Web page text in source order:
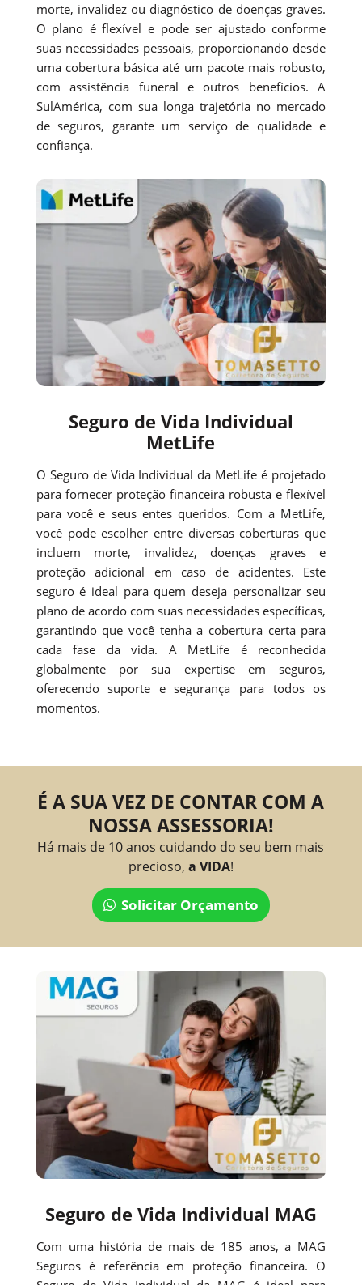
morte, invalidez ou diagnóstico de doenças graves.
O plano é flexível e pode ser ajustado conforme
suas necessidades pessoais, proporcionando desde
uma cobertura básica até um pacote mais robusto,
com assistência funeral e outros benefícios. A
SulAmérica, com sua longa trajetória no mercado
de seguros, garante um serviço de qualidade e
confiança.
Seguro de Vida Individual
MetLife
O Seguro de Vida Individual da MetLife é projetado
para fornecer proteção financeira robusta e flexível
para você e seus entes queridos. Com a MetLife,
você pode escolher entre diversas coberturas que
incluem morte, invalidez, doenças graves e
proteção adicional em caso de acidentes. Este
seguro é ideal para quem deseja personalizar seu
plano de acordo com suas necessidades específicas,
garantindo que você tenha a cobertura certa para
cada fase da vida. A MetLife é reconhecida
globalmente por sua expertise em seguros,
oferecendo suporte e segurança para todos os
momentos.
É A SUA VEZ DE CONTAR COM A
NOSSA ASSESSORIA!
Há mais de 10 anos cuidando do seu bem mais
precioso, a VIDA!
Solicitar Orçamento
Seguro de Vida Individual MAG
Com uma história de mais de 185 anos, a MAG
Seguros é referência em proteção financeira. O